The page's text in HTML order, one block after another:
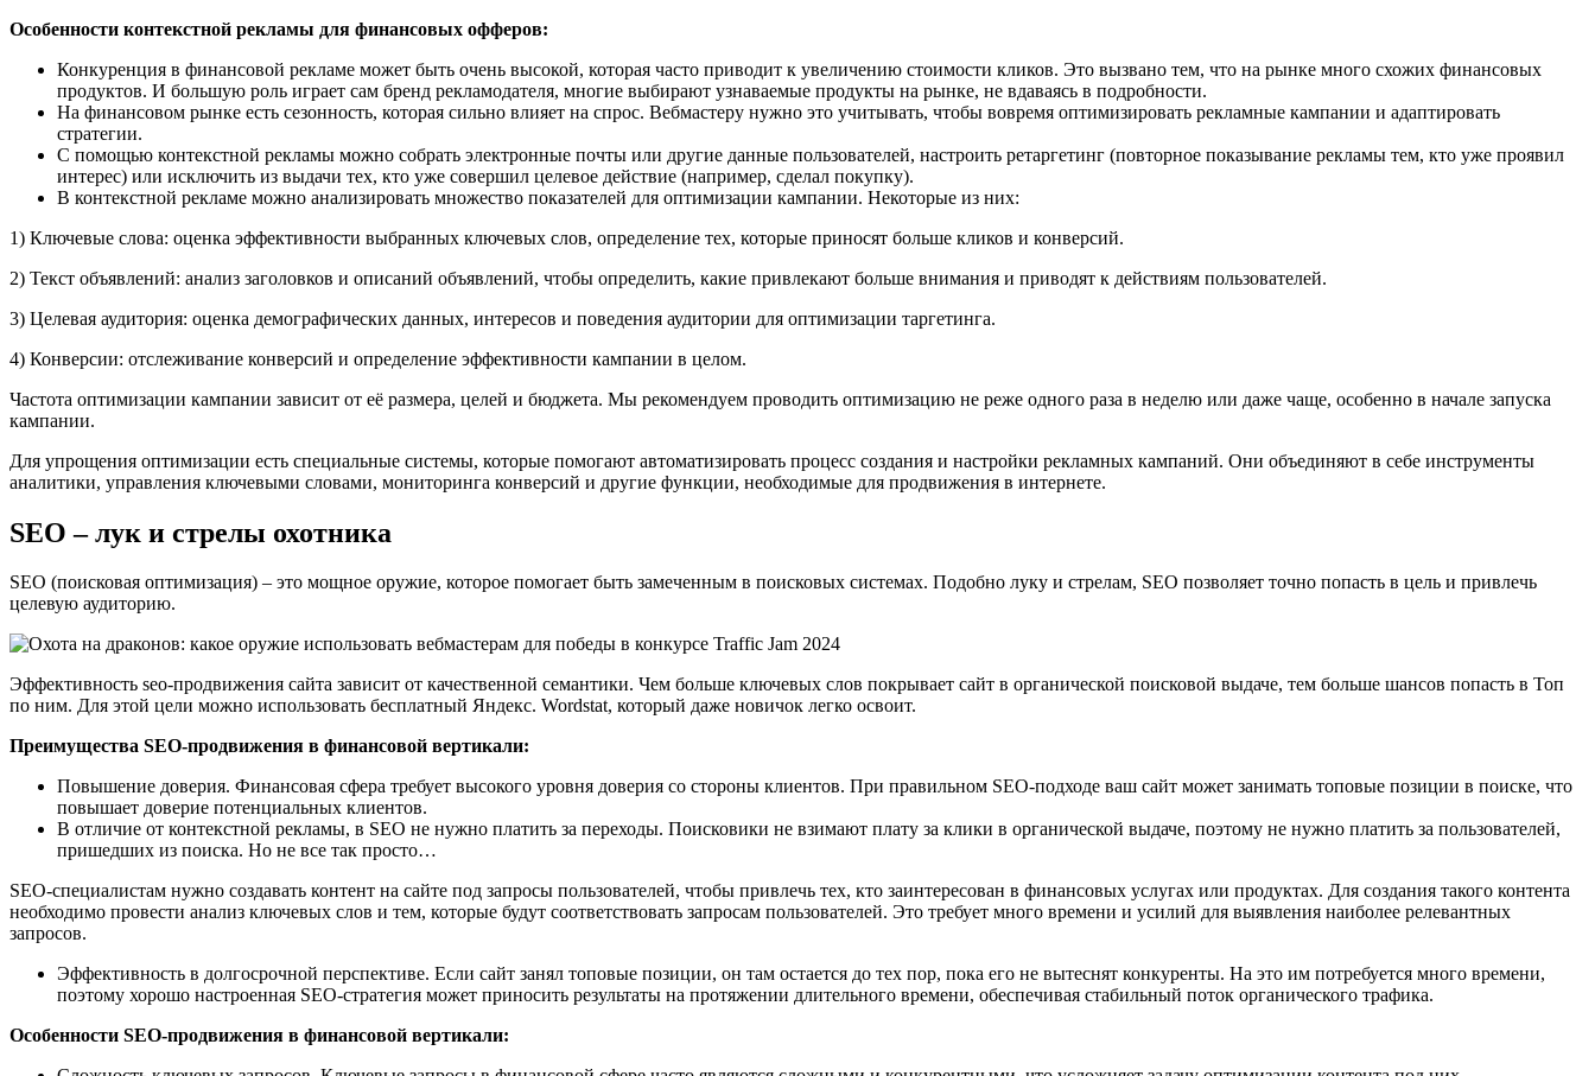
Особенности контекстной рекламы для финансовых офферов:
Конкуренция в финансовой рекламе может быть очень высокой, которая часто приводит к увеличению стоимости кликов. Это вызвано тем, что на рынке много схожих финансовых
продуктов. И большую роль играет сам бренд рекламодателя, многие выбирают узнаваемые продукты на рынке, не вдаваясь в подробности.
На финансовом рынке есть сезонность, которая сильно влияет на спрос. Вебмастеру нужно это учитывать, чтобы вовремя оптимизировать рекламные кампании и адаптировать
стратегии.
С помощью контекстной рекламы можно собрать электронные почты или другие данные пользователей, настроить ретаргетинг (повторное показывание рекламы тем, кто уже проявил
интерес) или исключить из выдачи тех, кто уже совершил целевое действие (например, сделал покупку).
В контекстной рекламе можно анализировать множество показателей для оптимизации кампании. Некоторые из них:
1) Ключевые слова: оценка эффективности выбранных ключевых слов, определение тех, которые приносят больше кликов и конверсий.
2) Текст объявлений: анализ заголовков и описаний объявлений, чтобы определить, какие привлекают больше внимания и приводят к действиям пользователей.
3) Целевая аудитория: оценка демографических данных, интересов и поведения аудитории для оптимизации таргетинга.
4) Конверсии: отслеживание конверсий и определение эффективности кампании в целом.
Частота оптимизации кампании зависит от её размера, целей и бюджета. Мы рекомендуем проводить оптимизацию не реже одного раза в неделю или даже чаще, особенно в начале запуска
кампании.
Для упрощения оптимизации есть специальные системы, которые помогают автоматизировать процесс создания и настройки рекламных кампаний. Они объединяют в себе инструменты
аналитики, управления ключевыми словами, мониторинга конверсий и другие функции, необходимые для продвижения в интернете.
SEO – лук и стрелы охотника
SEO (поисковая оптимизация) – это мощное оружие, которое помогает быть замеченным в поисковых системах. Подобно луку и стрелам, SEO позволяет точно попасть в цель и привлечь
целевую аудиторию.
Эффективность seo-продвижения сайта зависит от качественной семантики. Чем больше ключевых слов покрывает сайт в органической поисковой выдаче, тем больше шансов попасть в Топ
по ним. Для этой цели можно использовать бесплатный Яндекс. Wordstat, который даже новичок легко освоит.
Преимущества SEO-продвижения в финансовой вертикали:
Повышение доверия. Финансовая сфера требует высокого уровня доверия со стороны клиентов. При правильном SEO-подходе ваш сайт может занимать топовые позиции в поиске, что
повышает доверие потенциальных клиентов.
В отличие от контекстной рекламы, в SEO не нужно платить за переходы. Поисковики не взимают плату за клики в органической выдаче, поэтому не нужно платить за пользователей,
пришедших из поиска. Но не все так просто…
SEO-специалистам нужно создавать контент на сайте под запросы пользователей, чтобы привлечь тех, кто заинтересован в финансовых услугах или продуктах. Для создания такого контента
необходимо провести анализ ключевых слов и тем, которые будут соответствовать запросам пользователей. Это требует много времени и усилий для выявления наиболее релевантных
запросов.
Эффективность в долгосрочной перспективе. Если сайт занял топовые позиции, он там остается до тех пор, пока его не вытеснят конкуренты. На это им потребуется много времени,
поэтому хорошо настроенная SEO-стратегия может приносить результаты на протяжении длительного времени, обеспечивая стабильный поток органического трафика.
Особенности SEO-продвижения в финансовой вертикали: